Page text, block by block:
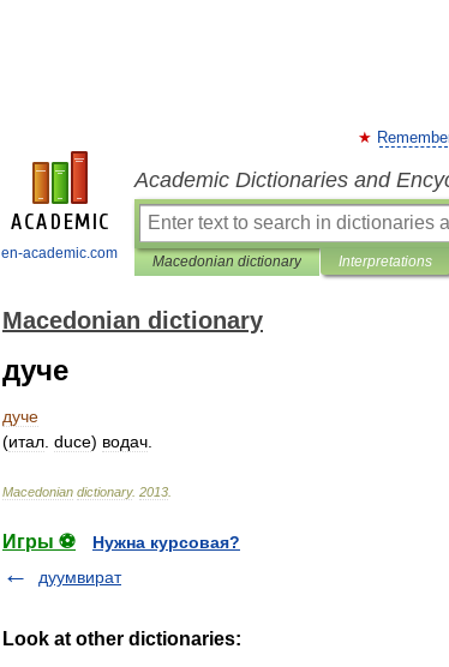
en-academic.com
Academic Dictionaries and
Macedonian dictionary Interpretations
Macedonian dictionary
дуче
дуче
(итал duce) водач
Macedonian dictionary. 2013
Игры ⚽
Нужна курсовая?
дуумвират
Look at other dictionaries: